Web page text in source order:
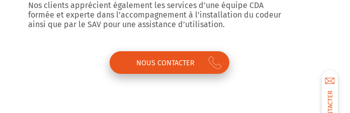
Nos clients apprécient également les services d’une équipe CDA
formée et experte dans l’accompagnement à l’installation du codeur
ainsi que par le SAV pour une assistance d’utilisation.
NOUS CONTACTER